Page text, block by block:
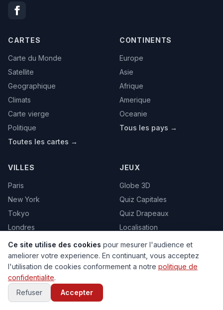
CARTES
Carte du Monde
Satellite
Geographique
Climats
Carte vierge
Politique
Toutes les cartes →
CONTINENTS
Europe
Asie
Afrique
Amerique
Oceanie
Tous les pays →
VILLES
Paris
New York
Tokyo
Londres
Marrakech
Toutes les villes →
JEUX
Globe 3D
Quiz Capitales
Quiz Drapeaux
Localisation
Puzzle
Tous les jeux →
Ce site utilise des cookies pour mesurer l'audience et
ameliorer votre experience. En continuant, vous acceptez
l'utilisation de cookies conformement a notre politique de
confidentialite.
Refuser
Accepter